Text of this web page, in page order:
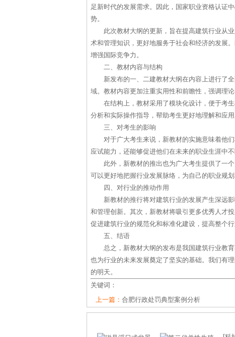
足新时代的发展需求。因此，国家职业资格认证
势。
此次教材大纲的更新，旨在提高建筑行业从
术和管理知识，更好地服务于社会和经济的发展
增强国际竞争力。
二、教材内容与结构
新发布的一、二建教材大纲在内容上进行了
域。教材内容更加注重实用性和前瞻性，强调理
在结构上，教材采用了模块化设计，便于考
分析和实际操作指导，帮助考生更好地理解和应用
三、对考生的影响
对于广大考生来说，新教材的实施意味着他
应试能力，还能够促进他们在未来的职业生涯中不
此外，新教材的推出也为广大考生提供了一
可以更好地把握行业发展脉络，为自己的职业规划
四、对行业的推动作用
新教材的推行将对建筑行业的发展产生深远
和管理创新。其次，新教材将吸引更多优秀人才
促进建筑行业的规范化和标准化建设，提高整个行
五、结语
总之，新教材大纲的发布是我国建筑行业教
也为行业的未来发展奠定了坚实的基础。我们有
的明天。
关键词：
上一篇： 合肥行政处罚典型案例分析